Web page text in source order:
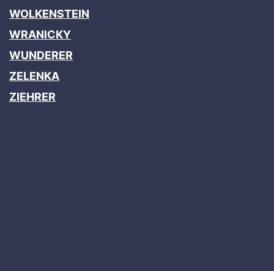
WOLKENSTEIN
WRANICKY
WUNDERER
ZELENKA
ZIEHRER